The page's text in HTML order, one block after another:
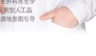
房型人工晶
地形图引导